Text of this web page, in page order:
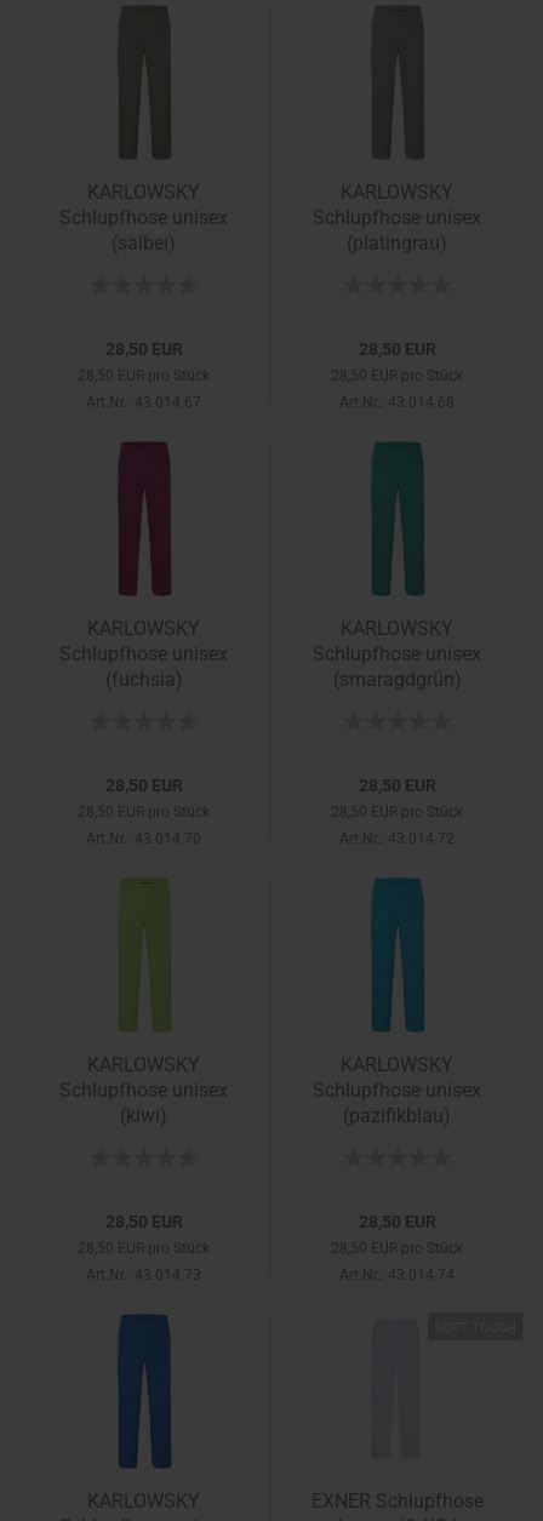
KARLOWSKY
Schlupfhose unisex
(salbei)
28,50 EUR
28,50 EUR pro Stück
Art.Nr.: 43.014.67
KARLOWSKY
Schlupfhose unisex
(platingrau)
28,50 EUR
28,50 EUR pro Stück
Art.Nr.: 43.014.68
KARLOWSKY
Schlupfhose unisex
(fuchsia)
28,50 EUR
28,50 EUR pro Stück
Art.Nr.: 43.014.70
KARLOWSKY
Schlupfhose unisex
(smaragdgrün)
28,50 EUR
28,50 EUR pro Stück
Art.Nr.: 43.014.72
KARLOWSKY
Schlupfhose unisex
(kiwi)
28,50 EUR
28,50 EUR pro Stück
Art.Nr.: 43.014.73
KARLOWSKY
Schlupfhose unisex
(pazifikblau)
28,50 EUR
28,50 EUR pro Stück
Art.Nr.: 43.014.74
KARLOWSKY
EXNER Schlupfhose